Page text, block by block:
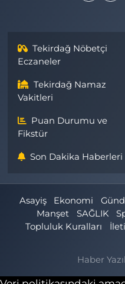
Tekirdağ Nöbetçi
Eczaneler
Tekirdağ Namaz
Vakitleri
Puan Durumu ve
Fikstür
Son Dakika Haberleri
Asayiş Ekonomi
Manşet
SAĞLIK
Topluluk Kuralları
Haber